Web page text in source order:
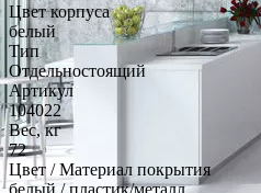
Цвет корпуса
белый
Тип
Отдельностоящий
Артикул
104022
Вес, кг
72
Цвет / Материал покрытия
белый / пластик/металл